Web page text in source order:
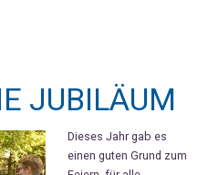
JUBILÄUM
Dieses Jahr gab es
einen guten Grund zum